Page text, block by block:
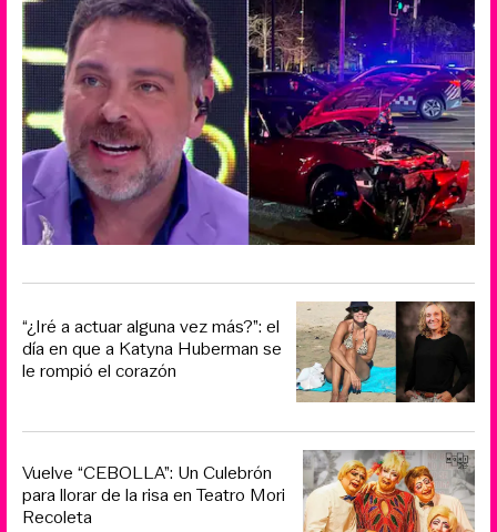
“¿Iré a actuar alguna vez más?”: el
día en que a Katyna Huberman se
le rompió el corazón
Vuelve “CEBOLLA”: Un Culebrón
para llorar de la risa en Teatro Mori
Recoleta